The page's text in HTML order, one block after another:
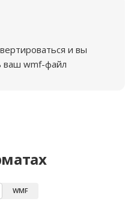
и вы
ваш wmf-файл
WMF